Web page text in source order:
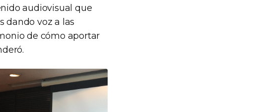
audiovisual que
dando voz a las
de cómo aportar